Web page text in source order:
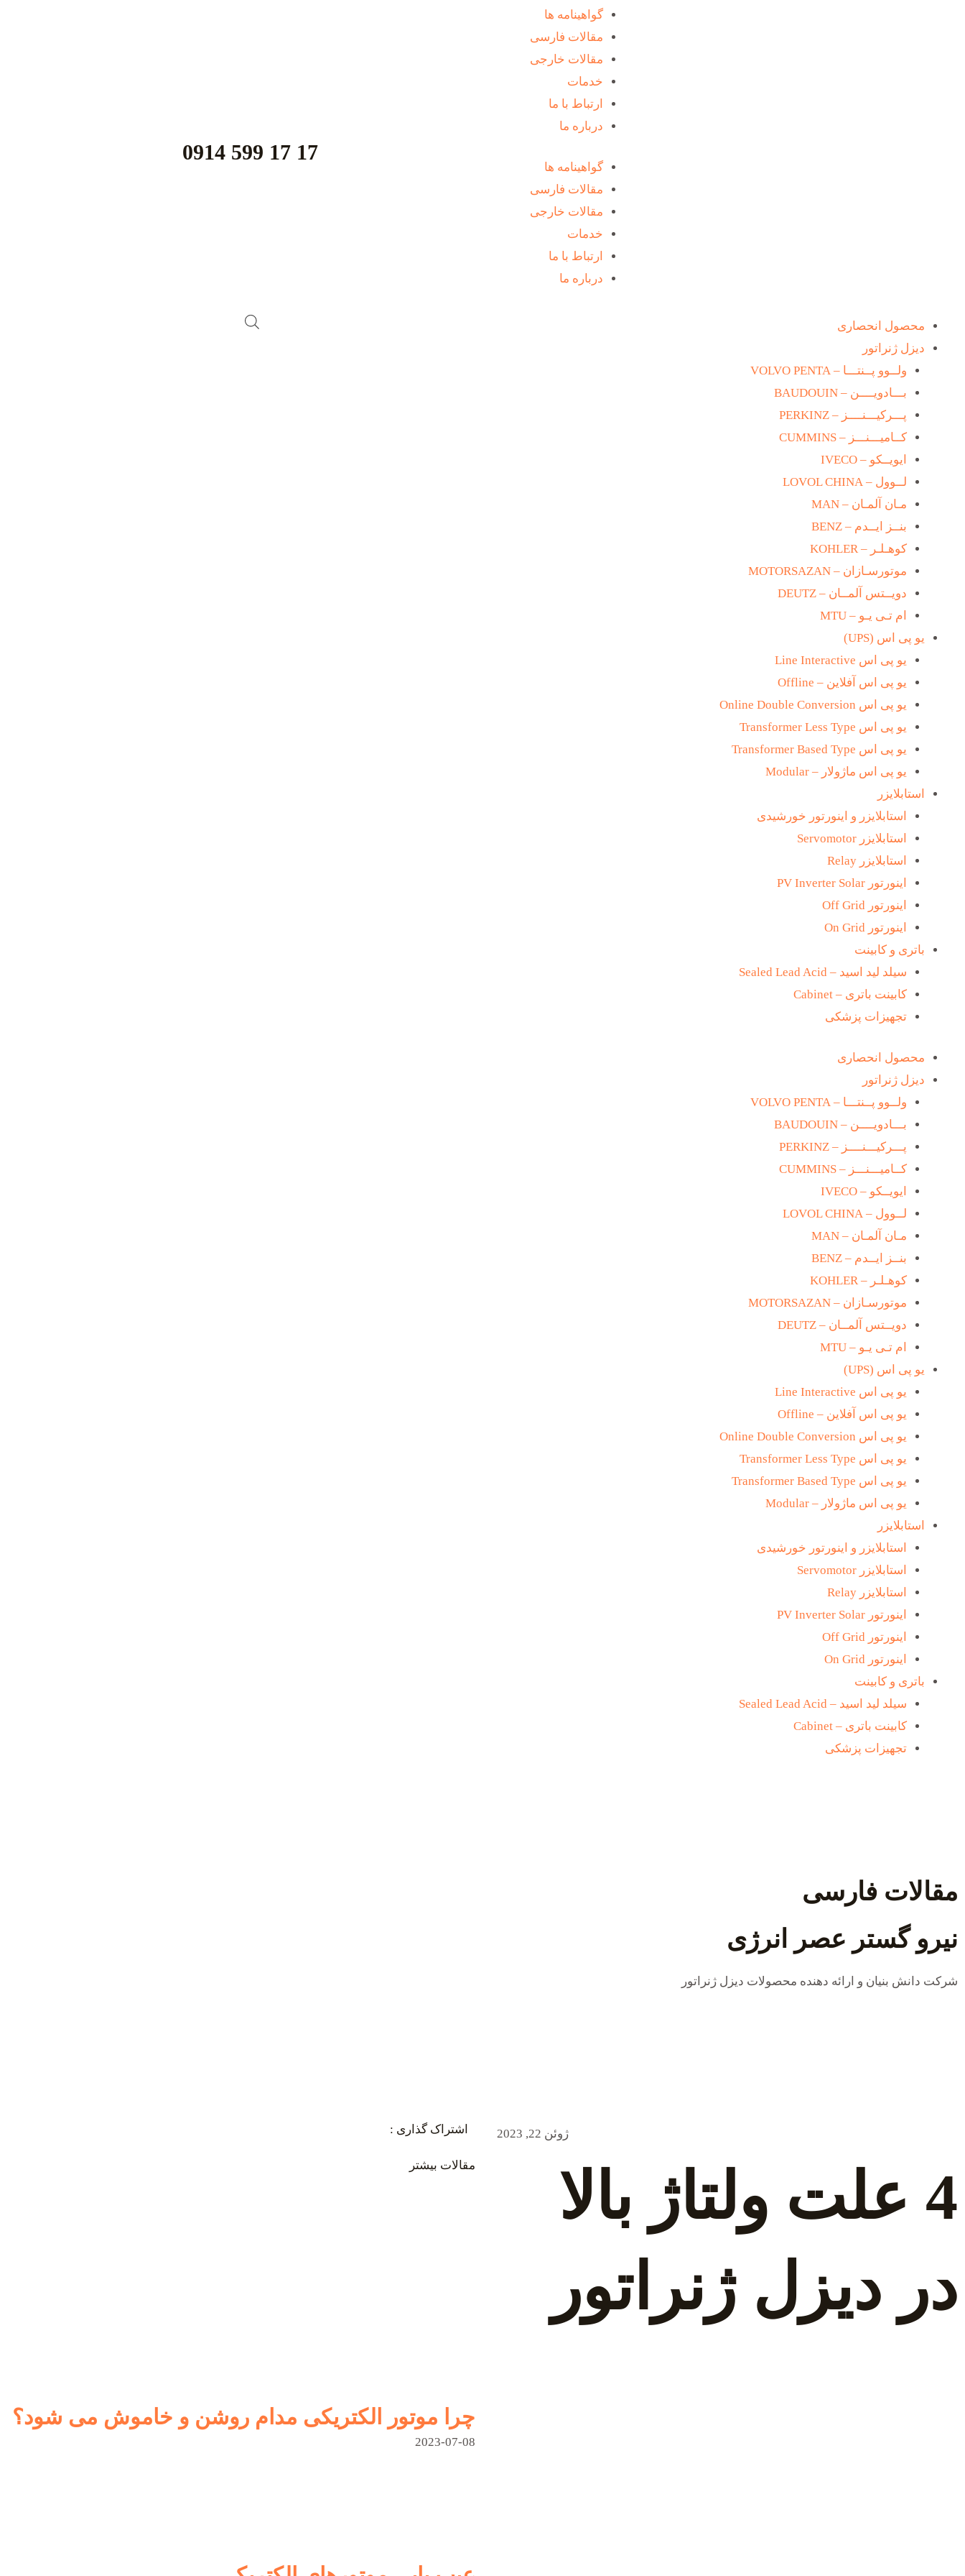
گواهینامه ها
مقالات فارسی
مقالات خارجی
خدمات
ارتباط با ما
درباره ما
گواهینامه ها
مقالات فارسی
مقالات خارجی
خدمات
ارتباط با ما
درباره ما
17 17 599 0914
محصول انحصاری
دیزل ژنراتور
ولــوو پــنتـــا – VOLVO PENTA
بـــادویــــن – BAUDOUIN
پـــرکیـــنــــز – PERKINZ
کــامیـــنـــز – CUMMINS
ایویــکو – IVECO
لــوول – LOVOL CHINA
مـان آلمـان – MAN
بنــز ایــدم – BENZ
کوهـلـر – KOHLER
موتورسـازان – MOTORSAZAN
دویــتس آلمــان – DEUTZ
ام تـی یـو – MTU
یو پی اس (UPS)
یو پی اس Line Interactive
یو پی اس آفلاین – Offline
یو پی اس Online Double Conversion
یو پی اس Transformer Less Type
یو پی اس Transformer Based Type
یو پی اس ماژولار – Modular
استابلایزر
استابلایزر و اینورتور خورشیدی
استابلایزر Servomotor
استابلایزر Relay
اینورتور PV Inverter Solar
اینورتور Off Grid
اینورتور On Grid
باتری و کابینت
سیلد لید اسید – Sealed Lead Acid
کابینت باتری – Cabinet
تجهیزات پزشکی
محصول انحصاری
دیزل ژنراتور
ولــوو پــنتـــا – VOLVO PENTA
بـــادویــــن – BAUDOUIN
پـــرکیـــنــــز – PERKINZ
کــامیـــنـــز – CUMMINS
ایویــکو – IVECO
لــوول – LOVOL CHINA
مـان آلمـان – MAN
بنــز ایــدم – BENZ
کوهـلـر – KOHLER
موتورسـازان – MOTORSAZAN
دویــتس آلمــان – DEUTZ
ام تـی یـو – MTU
یو پی اس (UPS)
یو پی اس Line Interactive
یو پی اس آفلاین – Offline
یو پی اس Online Double Conversion
یو پی اس Transformer Less Type
یو پی اس Transformer Based Type
یو پی اس ماژولار – Modular
استابلایزر
استابلایزر و اینورتور خورشیدی
استابلایزر Servomotor
استابلایزر Relay
اینورتور PV Inverter Solar
اینورتور Off Grid
اینورتور On Grid
باتری و کابینت
سیلد لید اسید – Sealed Lead Acid
کابینت باتری – Cabinet
تجهیزات پزشکی
مقالات فارسی
نیرو گستر عصر انرژی
شرکت دانش بنیان و ارائه دهنده محصولات دیزل ژنراتور
ژوئن 22, 2023
4 علت ولتاژ بالا
در دیزل ژنراتور
اشتراک گذاری :
مقالات بیشتر
چرا موتور الکتریکی مدام روشن و خاموش می شود؟
2023-07-08